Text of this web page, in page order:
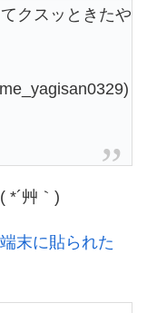
クスッときたや
*´艸｀)
末に貼られた